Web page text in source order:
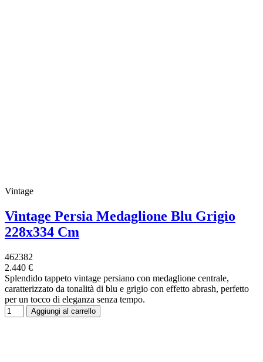
Vintage
Vintage Persia Medaglione Blu Grigio
228x334 Cm
462382
2.440 €
Splendido tappeto vintage persiano con medaglione centrale,
caratterizzato da tonalità di blu e grigio con effetto abrash, perfetto
per un tocco di eleganza senza tempo.
Aggiungi al carrello